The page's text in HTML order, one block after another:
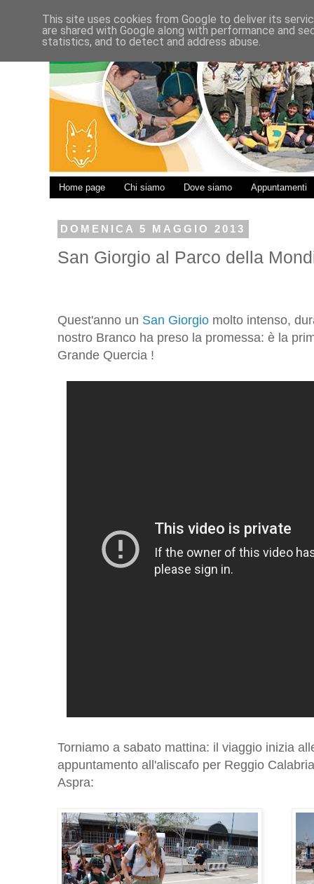
Home page Chi siamo Dove siamo Appuntamenti
DOMENICA 5 MAGGIO 2013
San Giorgio al Parco della
Quest'anno un San Giorgio molto intenso,
nostro Branco ha preso la promessa: è la
Grande Quercia !
Torniamo a sabato mattina: il viaggio inizia
appuntamento all'aliscafo per Reggio
Aspra:
This site uses cookies from Google to deliver its
are shared with Google along with performance and
statistics, and to detect and address abuse.